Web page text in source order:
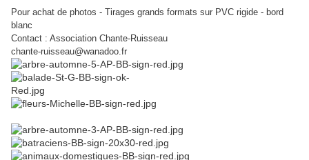
Pour achat de photos - Tirages grands formats sur PVC rigide - bord
blanc
Contact : Association Chante-Ruisseau
chante-ruisseau@wanadoo.fr